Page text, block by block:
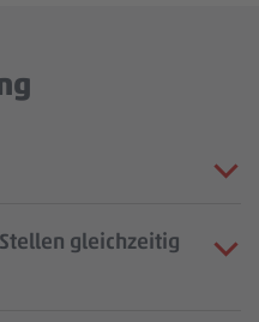
gleichzeitig